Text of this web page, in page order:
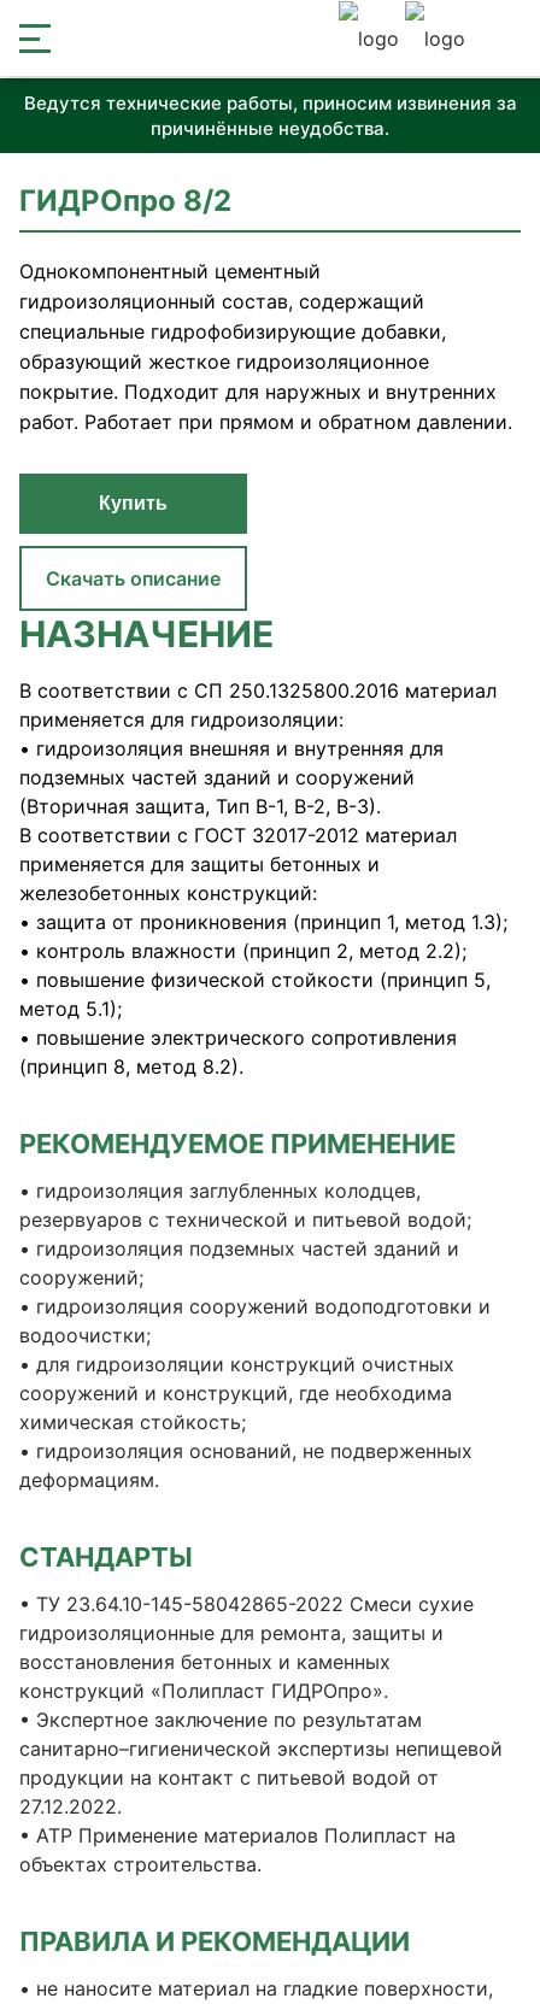
Ведутся технические работы, приносим извинения за
причинённые неудобства.
ГИДРОпро 8/2
Однокомпонентный цементный
гидроизоляционный состав, содержащий
специальные гидрофобизирующие добавки,
образующий жесткое гидроизоляционное
покрытие. Подходит для наружных и внутренних
работ. Работает при прямом и обратном давлении.
Купить
Скачать описание
НАЗНАЧЕНИЕ
В соответствии с СП 250.1325800.2016 материал
применяется для гидроизоляции:
• гидроизоляция внешняя и внутренняя для
подземных частей зданий и сооружений
(Вторичная защита, Тип В-1, В-2, В-3).
В соответствии с ГОСТ 32017-2012 материал
применяется для защиты бетонных и
железобетонных конструкций:
• защита от проникновения (принцип 1, метод 1.3);
• контроль влажности (принцип 2, метод 2.2);
• повышение физической стойкости (принцип 5,
метод 5.1);
• повышение электрического сопротивления
(принцип 8, метод 8.2).
РЕКОМЕНДУЕМОЕ ПРИМЕНЕНИЕ
• гидроизоляция заглубленных колодцев,
резервуаров с технической и питьевой водой;
• гидроизоляция подземных частей зданий и
сооружений;
• гидроизоляция сооружений водоподготовки и
водоочистки;
• для гидроизоляции конструкций очистных
сооружений и конструкций, где необходима
химическая стойкость;
• гидроизоляция оснований, не подверженных
деформациям.
СТАНДАРТЫ
• ТУ 23.64.10-145-58042865-2022 Смеси сухие
гидроизоляционные для ремонта, защиты и
восстановления бетонных и каменных
конструкций «Полипласт ГИДРОпро».
• Экспертное заключение по результатам
санитарно–гигиенической экспертизы непищевой
продукции на контакт с питьевой водой от
27.12.2022.
• АТР Применение материалов Полипласт на
объектах строительства.
ПРАВИЛА И РЕКОМЕНДАЦИИ
• не наносите материал на гладкие поверхности,